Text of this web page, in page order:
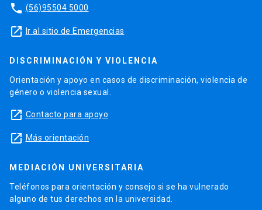
phone (56)95504 5000
launch Ir al sitio de Emergencias
DISCRIMINACIÓN Y VIOLENCIA
Orientación y apoyo en casos de discriminación, violencia de
género o violencia sexual.
launch Contacto para apoyo
launch Más orientación
MEDIACIÓN UNIVERSITARIA
Teléfonos para orientación y consejo si se ha vulnerado
alguno de tus derechos en la universidad.